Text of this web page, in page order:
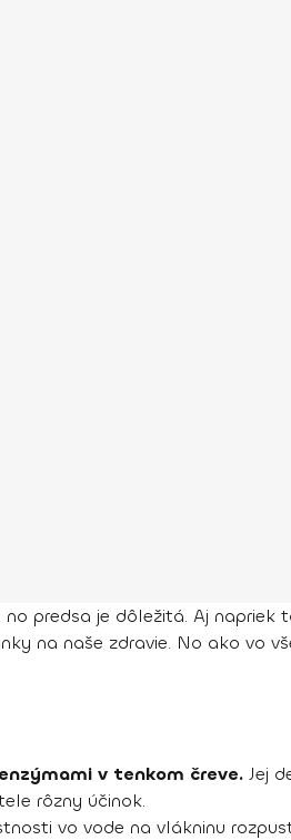
predsa je dôležitá. Aj napriek
na naše zdravie. No ako vo
v tenkom čreve. Jej
rôzny účinok.
vo vode na vlákninu